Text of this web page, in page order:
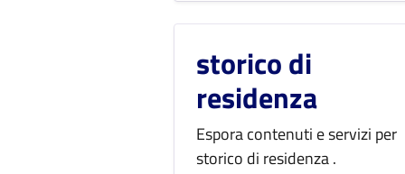
storico di
residenza
Espora contenuti e servizi per
storico di residenza .